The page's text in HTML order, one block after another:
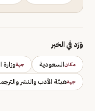
وَرَد في الخبر
مكانالسعودية جهةوزارة
جهةهيئة الأدب والنشر